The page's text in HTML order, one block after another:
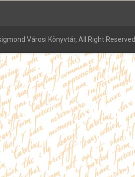
Városi Könyvtár, All Right Reserved